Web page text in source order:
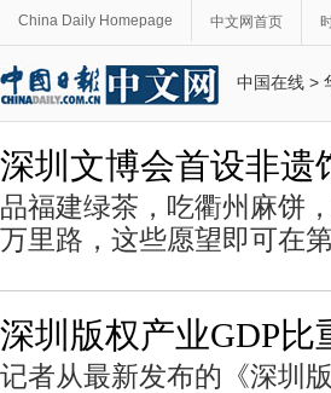
China Daily Homepage 中文网首页
中国在线 >
深圳文博会首设非遗
品福建绿茶，吃衢州麻饼
万里路，这些愿望即可在
深圳版权产业GDP比
记者从最新发布的《深圳